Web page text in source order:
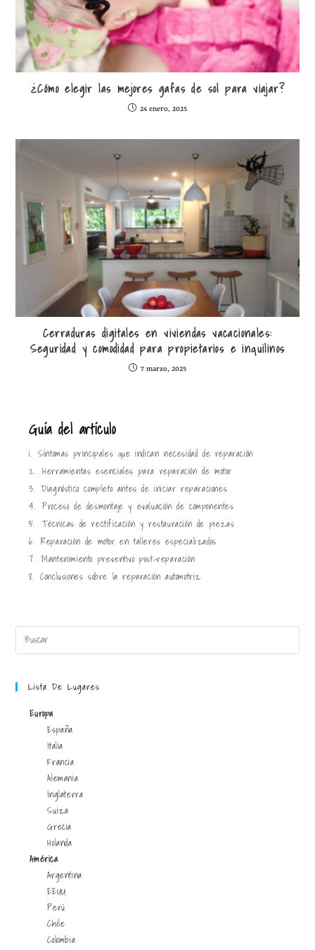
¿Cómo elegir las mejores gafas de sol para viajar?
24 enero, 2025
Cerraduras digitales en viviendas vacacionales:
Seguridad y comodidad para propietarios e inquilinos
7 marzo, 2025
Guía del artículo
1. Síntomas principales que indican necesidad de reparación
2. Herramientas esenciales para reparación de motor
3. Diagnóstico completo antes de iniciar reparaciones
4. Proceso de desmontaje y evaluación de componentes
5. Técnicas de rectificación y restauración de piezas
6. Reparación de motor en talleres especializados
7. Mantenimiento preventivo post-reparación
8. Conclusiones sobre la reparación automotriz
Lista De Lugares
Europa
España
Italia
Francia
Alemania
Inglaterra
Suiza
Grecia
Holanda
América
Argentina
EEUU
Perú
Chile
Colombia